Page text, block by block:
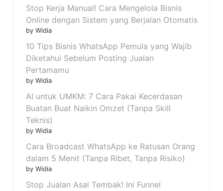
Stop Kerja Manual! Cara Mengelola Bisnis
Online dengan Sistem yang Berjalan Otomatis
by Widia
10 Tips Bisnis WhatsApp Pemula yang Wajib
Diketahui Sebelum Posting Jualan
Pertamamu
by Widia
AI untuk UMKM: 7 Cara Pakai Kecerdasan
Buatan Buat Naikin Omzet (Tanpa Skill
Teknis)
by Widia
Cara Broadcast WhatsApp ke Ratusan Orang
dalam 5 Menit (Tanpa Ribet, Tanpa Risiko)
by Widia
Stop Jualan Asal Tembak! Ini Funnel